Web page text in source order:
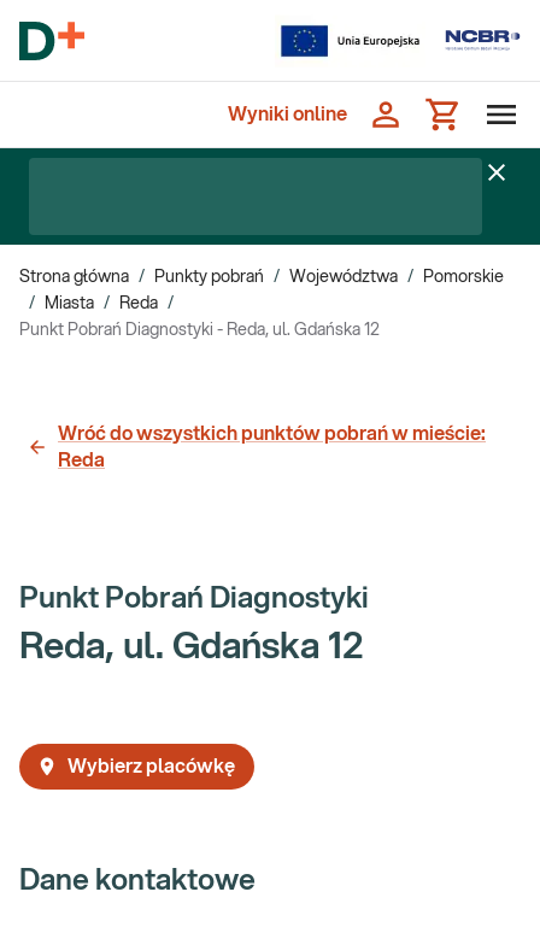
Wyniki online
Strona główna / Punkty pobrań / Województwa /
Pomorskie
/
Miasta / Reda /
Punkt Pobrań Diagnostyki - Reda, ul. Gdańska 12
Wróć do wszystkich punktów pobrań w mieście:
Reda
Punkt Pobrań Diagnostyki
Reda, ul. Gdańska 12
Wybierz placówkę
Dane kontaktowe